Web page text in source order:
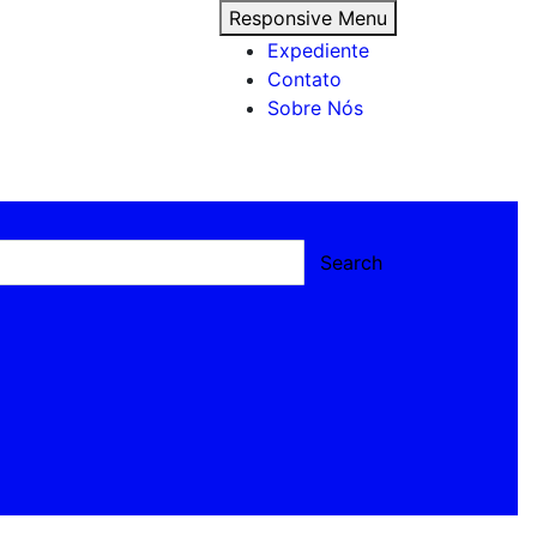
Responsive Menu
Expediente
Contato
Sobre Nós
Search